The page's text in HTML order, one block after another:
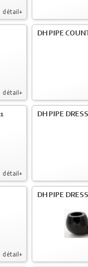
détail+
détail+
DH PIPE
détail+
DH PIPE
détail+
DH PIPE